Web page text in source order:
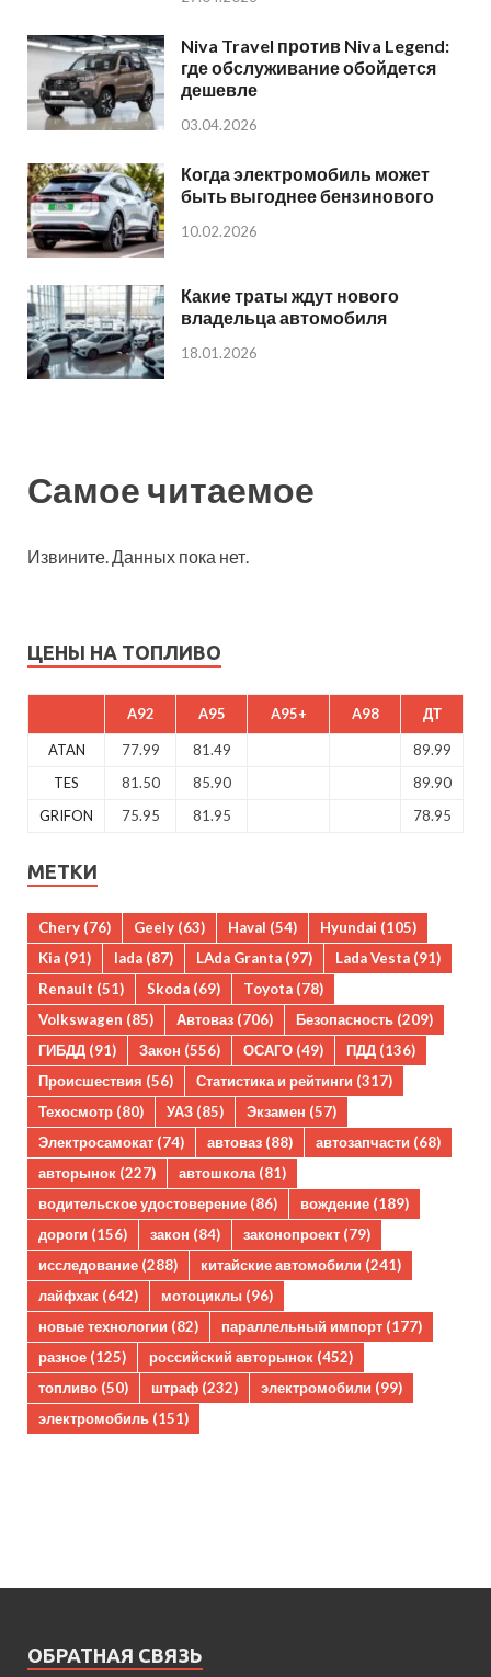
Niva Travel против Niva Legend:
где обслуживание обойдется
дешевле
03.04.2026
Когда электромобиль может
быть выгоднее бензинового
10.02.2026
Какие траты ждут нового
владельца автомобиля
18.01.2026
Самое читаемое
Извините. Данных пока нет.
ЦЕНЫ НА ТОПЛИВО
A92 A95 A95+ A98 ДТ
ATAN 77.99 81.49
89.99
TES
81.50 85.90
89.90
GRIFON
75.95 81.95 78.95
МЕТКИ
Chery (76) Geely (63) Haval (54) Hyundai (105)
Kia (91) lada (87) LAda Granta (97) Lada Vesta (91)
Renault (51) Skoda (69) Toyota (78)
Volkswagen (85) Автоваз (706) Безопасность (209)
ГИБДД (91) Закон (556) ОСАГО (49) ПДД (136)
Происшествия (56) Статистика и рейтинги (317)
Техосмотр (80) УАЗ (85) Экзамен (57)
Электросамокат (74) автоваз (88) автозапчасти (68)
авторынок (227) автошкола(81)
водительское удостоверение (86) вождение (189)
дороги (156) закон (84) законопроект (79)
исследование (288) китайские автомобили (241)
лайфхак (642) мотоциклы (96)
новые технологии (82) параллельный импорт (177)
разное (125) российский авторынок (452)
топливо (50) штраф (232) электромобили (99)
электромобиль (151)
ОБРАТНАЯ СВЯЗЬ